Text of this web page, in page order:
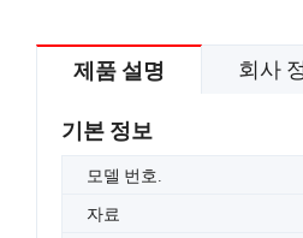
제품 설명 회사
기본 정보
모델 번호.
자료